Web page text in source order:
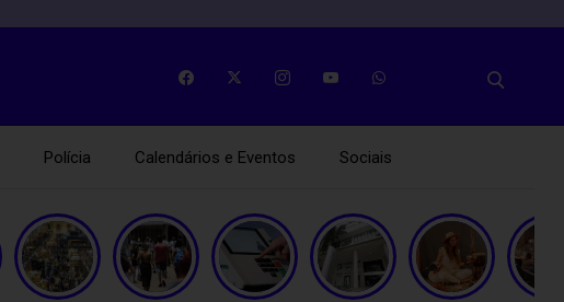
Polícia Calendários e Eventos Sociais